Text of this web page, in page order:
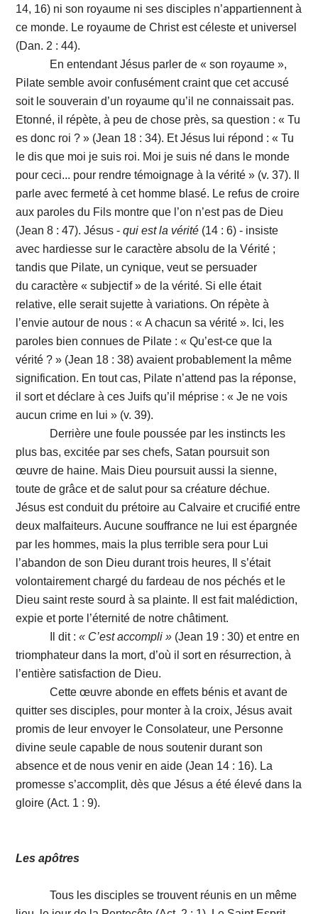
14, 16) ni son royaume ni ses disciples n’appartiennent à
ce monde. Le royaume de Christ est céleste et universel
(Dan. 2 : 44).
En entendant Jésus parler de « son royaume »,
Pilate semble avoir confusément craint que cet accusé
soit le souverain d’un royaume qu’il ne connaissait pas.
Etonné, il répète, à peu de chose près, sa question : « Tu
es donc roi ? » (Jean 18 : 34). Et Jésus lui répond : « Tu
le dis que moi je suis roi. Moi je suis né dans le monde
pour ceci... pour rendre témoignage à la vérité » (v. 37). Il
parle avec fermeté à cet homme blasé. Le refus de croire
aux paroles du Fils montre que l’on n’est pas de Dieu
(Jean 8 : 47). Jésus -qui est la vérité (14 : 6) - insiste
avec hardiesse sur le caractère absolu de la Vérité ;
tandis que Pilate, un cynique, veut se persuader
du caractère « subjectif » de la vérité. Si elle était
relative, elle serait sujette à variations. On répète à
l’envie autour de nous : « A chacun sa vérité ». Ici, les
paroles bien connues de Pilate : « Qu’est-ce que la
vérité ? » (Jean 18 : 38) avaient probablement la même
signification. En tout cas, Pilate n’attend pas la réponse,
il sort et déclare à ces Juifs qu’il méprise : « Je ne vois
aucun crime en lui » (v. 39).
Derrière une foule poussée par les instincts les
plus bas, excitée par ses chefs, Satan poursuit son
œuvre de haine. Mais Dieu poursuit aussi la sienne,
toute de grâce et de salut pour sa créature déchue.
Jésus est conduit du prétoire au Calvaire et crucifié entre
deux malfaiteurs. Aucune souffrance ne lui est épargnée
par les hommes, mais la plus terrible sera pour Lui
l’abandon de son Dieu durant trois heures, Il s’était
volontairement chargé du fardeau de nos péchés et le
Dieu saint reste sourd à sa plainte. Il est fait malédiction,
expie et porte l’éternité de notre châtiment.
Il dit :« C’est accompli » (Jean 19 : 30) et entre en
triomphateur dans la mort, d’où il sort en résurrection, à
l’entière satisfaction de Dieu.
Cette œuvre abonde en effets bénis et avant de
quitter ses disciples, pour monter à la croix, Jésus avait
promis de leur envoyer le Consolateur, une Personne
divine seule capable de nous soutenir durant son
absence et de nous venir en aide (Jean 14 : 16). La
promesse s’accomplit, dès que Jésus a été élevé dans la
gloire (Act. 1 : 9).
Les apôtres
Tous les disciples se trouvent réunis en un même